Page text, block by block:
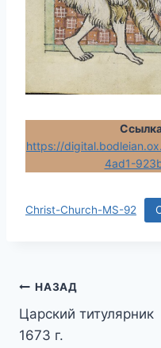
https://
4ad1-
Christ-Church-MS-92
Навигация
по
НАЗАД
Царский титулярник
1673 г.